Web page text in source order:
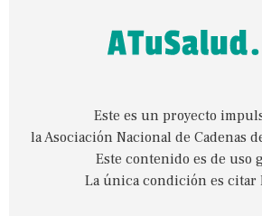
Este es un proyecto
la Asociación Nacional de Cadenas
Este contenido es de uso
La única condición es citar